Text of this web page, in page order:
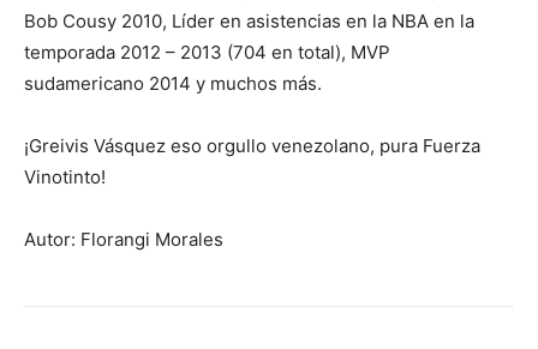
Bob Cousy 2010, Líder en asistencias en la NBA en la
temporada 2012 – 2013 (704 en total), MVP
sudamericano 2014 y muchos más.
¡Greivis Vásquez eso orgullo venezolano, pura Fuerza
Vinotinto!
Autor: Florangi Morales